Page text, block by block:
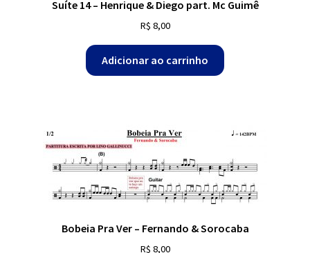
Suíte 14 – Henrique & Diego part. Mc Guimê
R$ 8,00
Adicionar ao carrinho
Bobeia Pra Ver – Fernando & Sorocaba
R$ 8,00